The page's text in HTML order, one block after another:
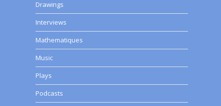
Drawings
Interviews
Mathematiques
Music
Plays
Podcasts